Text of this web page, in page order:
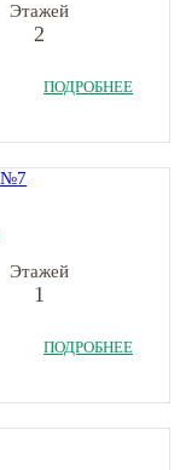
Этажей
2
ПОДРОБНЕЕ
Этажей
1
ПОДРОБНЕЕ